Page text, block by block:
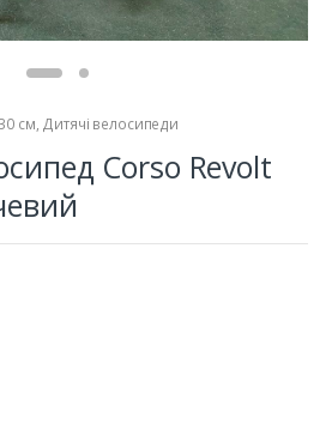
см, Дитячі велосипеди
Corso Revolt